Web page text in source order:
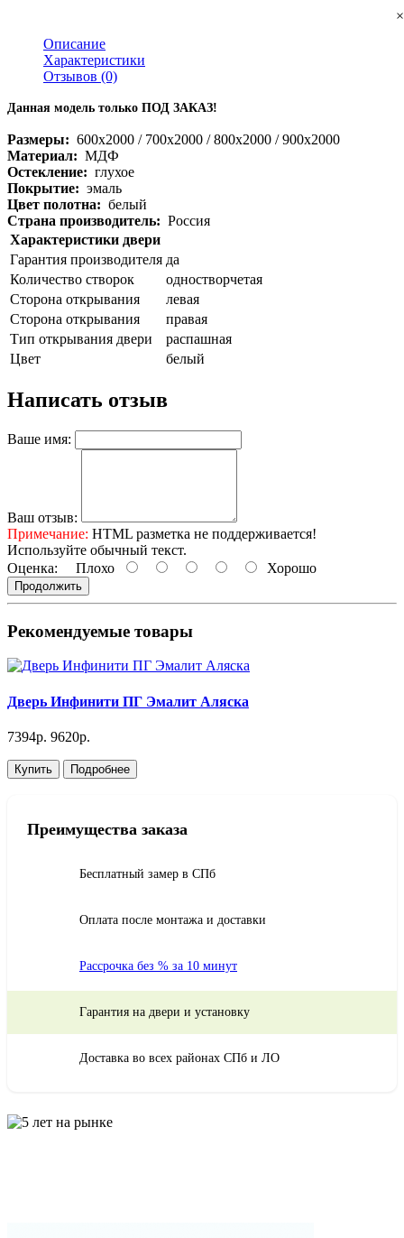
Описание
Характеристики
Отзывов (0)
Данная модель только ПОД ЗАКАЗ!
Размеры: 600x2000 / 700x2000 / 800x2000 / 900x2000
Материал: МДФ
Остекление: глухое
Покрытие: эмаль
Цвет полотна: белый
Страна производитель: Россия
Характеристики двери
Гарантия производителя да
Количество створок
одностворчетая
Сторона открывания
левая
Сторона открывания
правая
Тип открывания двери
распашная
Цвет
белый
Написать отзыв
Ваше имя:
Ваш отзыв:
Примечание: HTML разметка не поддерживается!
Используйте обычный текст.
Оценка: Плохо Хорошо
Продолжить
Рекомендуемые товары
Дверь Инфинити ПГ Эмалит Аляска
7394р. 9620р.
Купить Подробнее
Преимущества заказа
Бесплатный замер в СПб
Оплата после монтажа и доставки
Рассрочка без % за 10 минут
Гарантия на двери и установку
Доставка во всех районах СПб и ЛО
×